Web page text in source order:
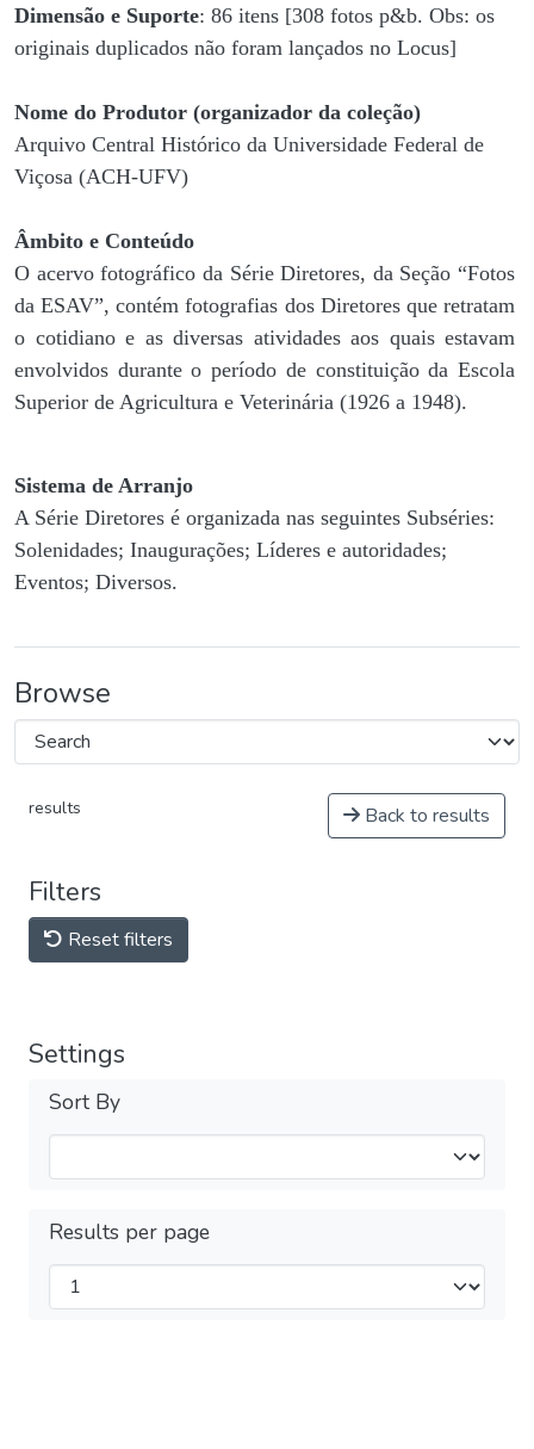
Dimensão e Suporte: 86 itens [308 fotos p&b. Obs: os
originais duplicados não foram lançados no Locus]
Nome do Produtor (organizador da coleção)
Arquivo Central Histórico da Universidade Federal de
Viçosa (ACH-UFV)
Âmbito e Conteúdo
O acervo fotográfico da Série Diretores, da Seção “Fotos
da ESAV”, contém fotografias dos Diretores que retratam
o cotidiano e as diversas atividades aos quais estavam
envolvidos durante o período de constituição da Escola
Superior de Agricultura e Veterinária (1926 a 1948).
Sistema de Arranjo
A Série Diretores é organizada nas seguintes Subséries:
Solenidades; Inaugurações; Líderes e autoridades;
Eventos; Diversos.
Browse
results Back to results
Filters
Reset filters
Settings
Sort By
Results per page